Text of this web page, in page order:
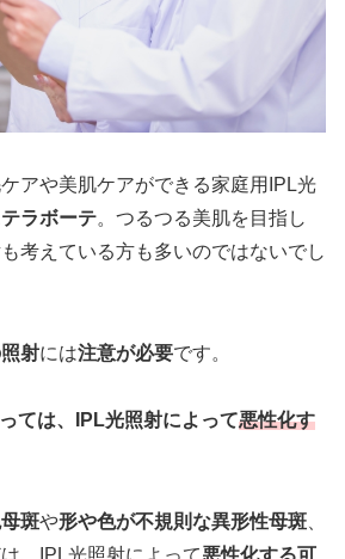
アや美肌ケアができる家庭用IPL光
ラボーテ。つるつる美肌を目指し
考えている方も多いのではないでし
射には注意が必要です。
ては、IPL光照射によって悪性化す
斑や形や色が不規則な異形性母斑
、IPL光照射によって悪性化する可